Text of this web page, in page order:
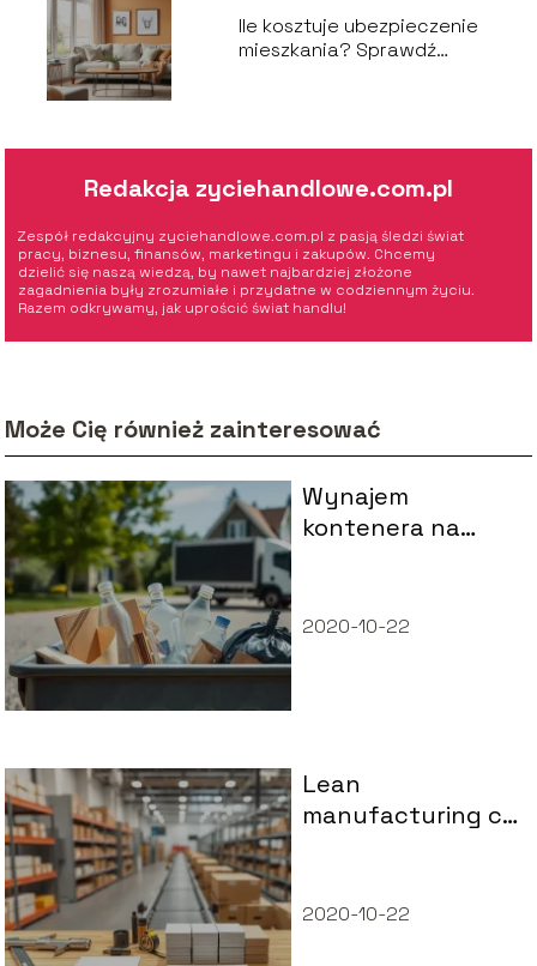
Ile kosztuje ubezpieczenie
mieszkania? Sprawdź
Redakcja zyciehandlowe.com.pl
Zespół redakcyjny zyciehandlowe.com.pl z pasją śledzi świat
pracy, biznesu, finansów, marketingu i zakupów. Chcemy
dzielić się naszą wiedzą, by nawet najbardziej złożone
zagadnienia były zrozumiałe i przydatne w codziennym życiu.
Razem odkrywamy, jak uprościć świat handlu!
Może Cię również zainteresować
Wynajem
kontenera na
zapłacisz?
2020-10-22
Lean
manufacturing co
2020-10-22